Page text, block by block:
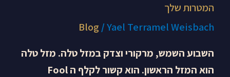
המטרות שלך
Blog /Yael Terramel Weisbach
השבוע השמש, מרקורי וצדק במזל טלה. מזל טלה
הוא המזל הראשון. הוא קשור לקלף ה Fool